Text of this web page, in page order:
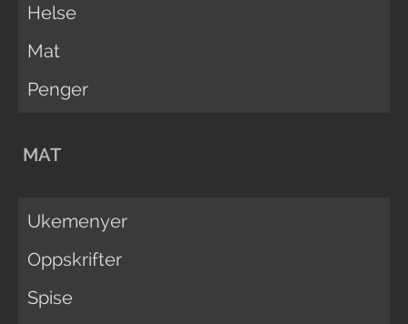
Helse
Mat
Penger
MAT
Ukemenyer
Oppskrifter
Spise